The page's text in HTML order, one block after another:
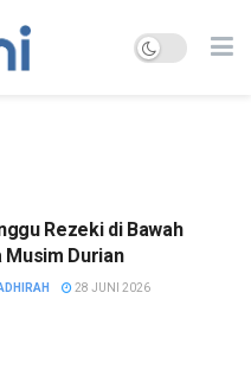
Rezeki di Bawah
Musim Durian
28 JUNI 2026